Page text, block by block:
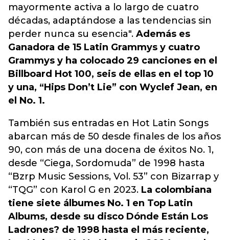
mayormente activa a lo largo de cuatro
décadas, adaptándose a las tendencias sin
perder nunca su esencia". Además es
Ganadora de 15 Latin Grammys y cuatro
Grammys y ha colocado 29 canciones en el
Billboard Hot 100, seis de ellas en el top 10
y una, “Hips Don’t Lie” con Wyclef Jean, en
el No. 1.
También sus entradas en Hot Latin Songs
abarcan más de 50 desde finales de los años
90, con más de una docena de éxitos No. 1,
desde “Ciega, Sordomuda” de 1998 hasta
“Bzrp Music Sessions, Vol. 53” con Bizarrap y
“TQG” con Karol G en 2023. La colombiana
tiene siete álbumes No. 1 en Top Latin
Albums, desde su disco Dónde Están Los
Ladrones? de 1998 hasta el más reciente,